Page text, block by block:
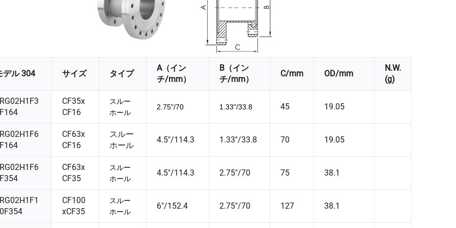
デル 304 サイズ タイプ
A（イン
チ/mm）
B（イン
チ/mm）
C/mm OD/mm
N.W.
(g)
CF35x
CF16
スルー
ホール
2.75"/70 1.33"/33.8 45 19.05
CF63x
CF16
スルー
ホール
4.5"/114.3 1.33"/33.8 70 19.05
CF63x
CF35
スルー
ホール
4.5"/114.3 2.75"/70 75 38.1
CF100
xCF35
スルー
ホール
6"/152.4 2.75"/70 127 38.1